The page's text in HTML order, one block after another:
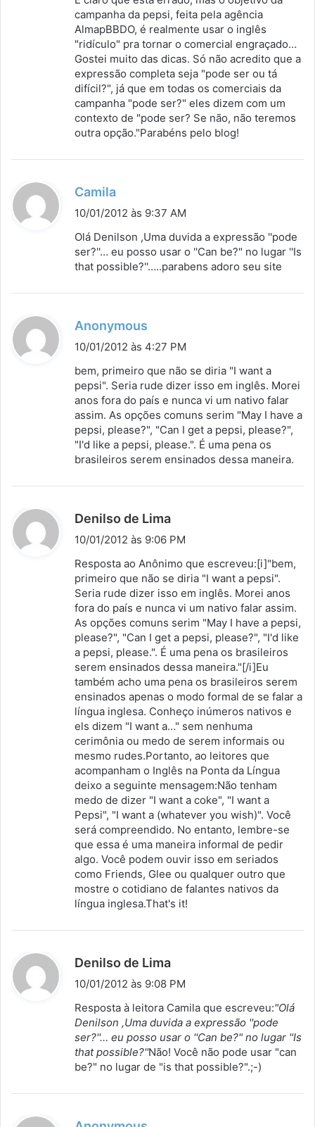
s
e
:
campanha da pepsi, feita pela agência
AlmapBBDO, é realmente usar o inglês
"ridículo" pra tornar o comercial engraçado…
Gostei muito das dicas. Só não acredito que a
expressão completa seja "pode ser ou tá
difícil?", já que em todas os comerciais da
campanha "pode ser?" eles dizem com um
contexto de "pode ser? Se não, não teremos
outra opção."Parabéns pelo blog!
Camila
i
s
e
10/01/2012 às 9:37 AM
Olá Denilson ,Uma duvida a expressão ''pode
ser?''… eu posso usar o ''Can be?" no lugar ''Is
that possible?''…..parabens adoro seu site
Anonymous
i
s
e
:
10/01/2012 às 4:27 PM
bem, primeiro que não se diria "I want a
pepsi". Seria rude dizer isso em inglês. Morei
anos fora do país e nunca vi um nativo falar
assim. As opções comuns serim "May I have a
pepsi, please?", "Can I get a pepsi, please?",
"I'd like a pepsi, please.". É uma pena os
brasileiros serem ensinados dessa maneira.
Denilso de Lima
i
s
e
:
10/01/2012 às 9:06 PM
Resposta ao Anônimo que escreveu:[i]"bem,
primeiro que não se diria "I want a pepsi".
Seria rude dizer isso em inglês. Morei anos
fora do país e nunca vi um nativo falar assim.
As opções comuns serim "May I have a pepsi,
please?", "Can I get a pepsi, please?", "I'd like
a pepsi, please.". É uma pena os brasileiros
serem ensinados dessa maneira."[/i]Eu
também acho uma pena os brasileiros serem
ensinados apenas o modo formal de se falar a
língua inglesa. Conheço inúmeros nativos e
els dizem "I want a…" sem nenhuma
cerimônia ou medo de serem informais ou
mesmo rudes.Portanto, ao leitores que
acompanham o Inglês na Ponta da Língua
deixo a seguinte mensagem:Não tenham
medo de dizer "I want a coke", "I want a
Pepsi", "I want a (whatever you wish)". Você
será compreendido. No entanto, lembre-se
que essa é uma maneira informal de pedir
algo. Você podem ouvir isso em seriados
como Friends, Glee ou qualquer outro que
mostre o cotidiano de falantes nativos da
língua inglesa.That's it!
Denilso de Lima
i
s
e
10/01/2012 às 9:08 PM
Resposta à leitora Camila que escreveu:"Olá
Denilson ,Uma duvida a expressão ''pode
ser?''… eu posso usar o ''Can be?" no lugar ''Is
that possible?''Não! Você não pode usar "can
be?" no lugar de "is that possible?".;-)